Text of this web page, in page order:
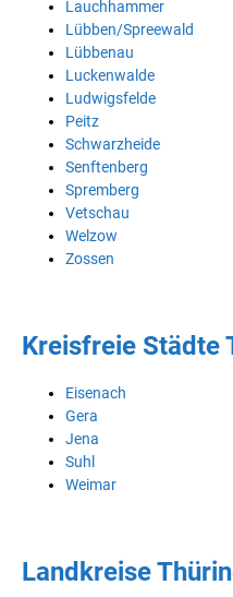
Lauchhammer
Lübben/Spreewald
Lübbenau
Luckenwalde
Ludwigsfelde
Peitz
Schwarzheide
Senftenberg
Spremberg
Vetschau
Welzow
Zossen
Kreisfreie Städte
Eisenach
Gera
Jena
Suhl
Weimar
Landkreise